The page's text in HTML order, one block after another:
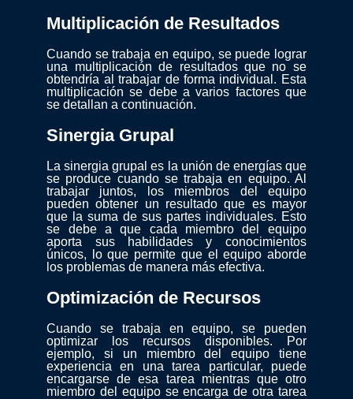
Multiplicación de Resultados
Cuando se trabaja en equipo, se puede lograr
una multiplicación de resultados que no se
obtendría al trabajar de forma individual. Esta
multiplicación se debe a varios factores que
se detallan a continuación.
Sinergia Grupal
La sinergia grupal es la unión de energías que
se produce cuando se trabaja en equipo. Al
trabajar juntos, los miembros del equipo
pueden obtener un resultado que es mayor
que la suma de sus partes individuales. Esto
se debe a que cada miembro del equipo
aporta sus habilidades y conocimientos
únicos, lo que permite que el equipo aborde
los problemas de manera más efectiva.
Optimización de Recursos
Cuando se trabaja en equipo, se pueden
optimizar los recursos disponibles. Por
ejemplo, si un miembro del equipo tiene
experiencia en una tarea particular, puede
encargarse de esa tarea mientras que otro
miembro del equipo se encarga de otra tarea